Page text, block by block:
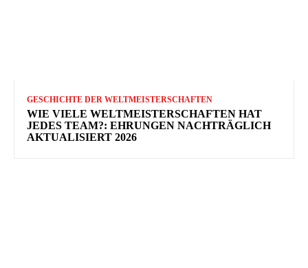
GESCHICHTE DER WELTMEISTERSCHAFTEN
WIE VIELE WELTMEISTERSCHAFTEN HAT
JEDES TEAM?: EHRUNGEN NACHTRÄGLICH
AKTUALISIERT 2026